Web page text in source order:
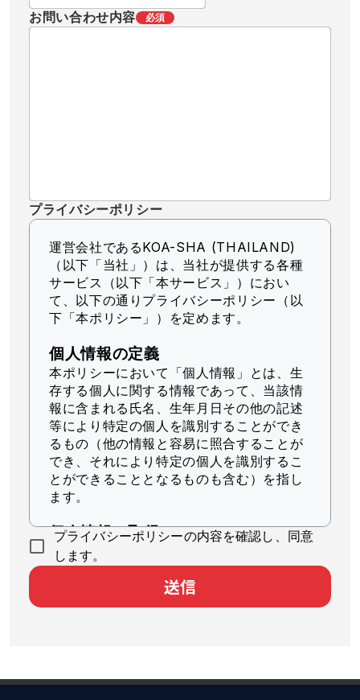
お問い合わせ内容 必須
プライバシーポリシー
運営会社であるKOA-SHA (THAILAND)
（以下「当社」） は、当社が提供する各種
サービス（以下「本サービス」）におい
て、以下の通りプライバシーポリシー（以
下「本ポリシー」）を定めます。
個人情報の定義
本ポリシーにおいて「個人情報」とは、生
存する個人に関する情報であって、当該情
報に含まれる氏名、生年月日その他の記述
等により特定の個人を識別することができ
るもの（他の情報と容易に照合することが
でき、それにより特定の個人を識別するこ
とができることとなるものも含む）を指し
ます。
個人情報の取得
当社は、適法かつ公正な手段によって個人
情報を取得します。
個人情報の利用
プライバシーポリシーの内容を確認し、同意
します。
送信